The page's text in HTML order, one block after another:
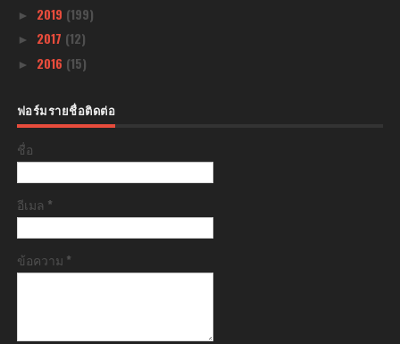
► 2019 (199)
► 2017 (12)
► 2016 (15)
ฟอร์มรายชื่อติดต่อ
ชื่อ
อีเมล *
ข้อความ *